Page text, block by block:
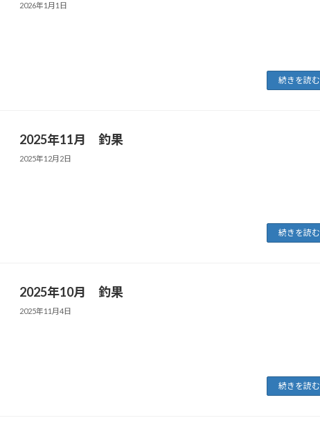
2026年1月1日
続きを読む
2025年11月 釣果
2025年12月2日
続きを読む
2025年10月 釣果
2025年11月4日
続きを読む